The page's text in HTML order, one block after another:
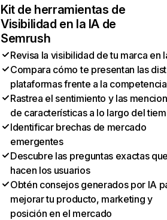
Kit de herramientas de
Visibilidad en la IA de
Semrush
Revisa la visibilidad de tu marca en
Compara cómo te presentan las
plataformas frente a la competencia
Rastrea el sentimiento y las
de características a lo largo del
Identificar brechas de mercado
emergentes
Descubre las preguntas exactas
hacen los usuarios
Obtén consejos generados por IA
mejorar tu producto, marketing y
posición en el mercado